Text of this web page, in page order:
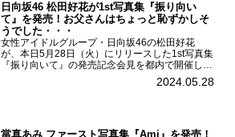
日向坂46 松田好花が1st写真集『振り向い
て』を発売！お父さんはちょっと恥ずかしそ
うでした・・・
女性アイドルグループ・日向坂46の松田好花
が、本日5月28日（火）にリリースした1st写真集
『振り向いて』の発売記念会見を都内で開催し
た。日向坂46 松田好花1st写真集『振り向いて』
発売記念会見写真集では日向坂46の松田好花を
2024.05.28
當真あみ ファースト写真集『Ami』を発売！